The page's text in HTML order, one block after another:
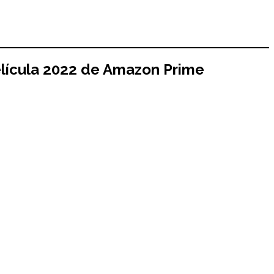
2022 de Amazon Prime